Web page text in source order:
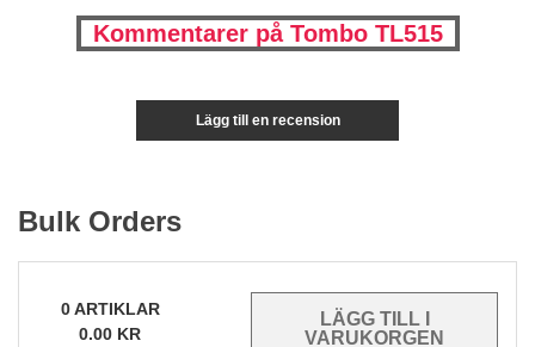
Kommentarer på Tombo TL515
Lägg till en recension
Bulk Orders
0ARTIKLAR
0.00 KR